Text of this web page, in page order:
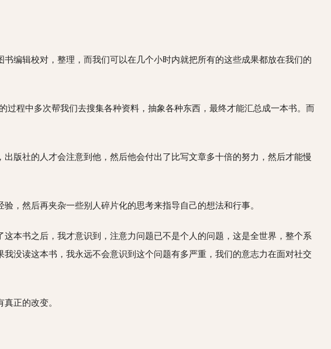
编辑校对，整理，而我们可以在几个小时内就把所有的这些成果都放在我们的
过程中多次帮我们去搜集各种资料，抽象各种东西，最终才能汇总成一本书。而
版社的人才会注意到他，然后他会付出了比写文章多十倍的努力，然后才能慢
，然后再夹杂一些别人碎片化的思考来指导自己的想法和行事。
这本书之后，我才意识到，注意力问题已不是个人的问题，这是全世界，整个系
没读这本书，我永远不会意识到这个问题有多严重，我们的意志力在面对社交
正的改变。